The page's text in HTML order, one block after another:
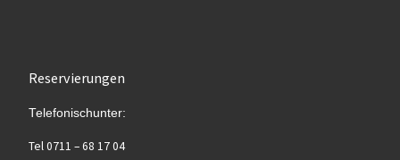
Reservierungen
Telefonischunter:
Tel 0711 – 68 17 04